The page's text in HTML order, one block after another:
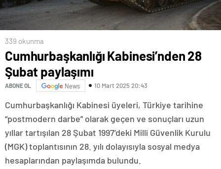
339 okunma
Cumhurbaşkanlığı Kabinesi’nden 28
Şubat paylaşımı
ABONE OL News 10 Mart 2025 20:43
Cumhurbaşkanlığı Kabinesi üyeleri, Türkiye tarihine
“postmodern darbe” olarak geçen ve sonuçları uzun
yıllar tartışılan 28 Şubat 1997’deki Milli Güvenlik Kurulu
(MGK) toplantısının 28. yılı dolayısıyla sosyal medya
hesaplarından paylaşımda bulundu.